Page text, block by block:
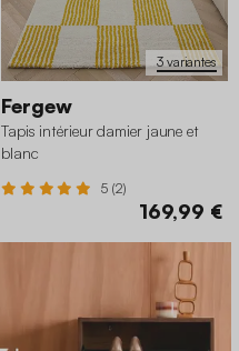
3 variantes
Fergew
Tapis intérieur damier jaune et
blanc
5 (2)
169,99 €